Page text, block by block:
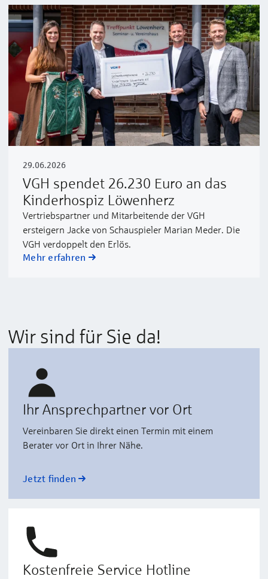
29.06.2026
VGH spendet 26.230 Euro an das
Kinderhospiz Löwenherz
Vertriebspartner und Mitarbeitende der VGH
ersteigern Jacke von Schauspieler Marian Meder. Die
VGH verdoppelt den Erlös.
Mehr erfahren
Wir sind für Sie da!
Ihr Ansprechpartner vor Ort
Vereinbaren Sie direkt einen Termin mit einem
Berater vor Ort in Ihrer Nähe.
Jetzt finden
Kostenfreie Service Hotline